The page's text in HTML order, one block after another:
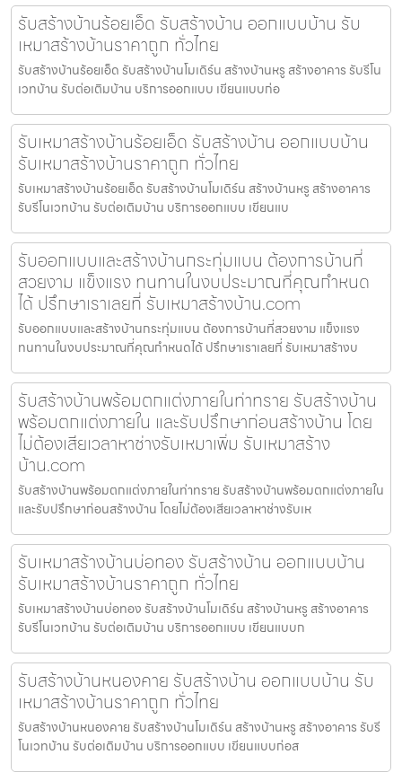
รับสร้างบ้านร้อยเอ็ด รับสร้างบ้าน ออกแบบบ้าน รับ
เหมาสร้างบ้านราคาถูก ทั่วไทย
รับสร้างบ้านร้อยเอ็ด รับสร้างบ้านโมเดิร์น สร้างบ้านหรู สร้างอาคาร รับรีโน
เวทบ้าน รับต่อเติมบ้าน บริการออกแบบ เขียนแบบก่อ
รับเหมาสร้างบ้านร้อยเอ็ด รับสร้างบ้าน ออกแบบบ้าน
รับเหมาสร้างบ้านราคาถูก ทั่วไทย
รับเหมาสร้างบ้านร้อยเอ็ด รับสร้างบ้านโมเดิร์น สร้างบ้านหรู สร้างอาคาร
รับรีโนเวทบ้าน รับต่อเติมบ้าน บริการออกแบบ เขียนแบ
รับออกแบบและสร้างบ้านกระทุ่มแบน ต้องการบ้านที่
สวยงาม แข็งแรง ทนทานในงบประมาณที่คุณกำหนด
ได้ ปรึกษาเราเลยที่ รับเหมาสร้างบ้าน.com
รับออกแบบและสร้างบ้านกระทุ่มแบน ต้องการบ้านที่สวยงาม แข็งแรง
ทนทานในงบประมาณที่คุณกำหนดได้ ปรึกษาเราเลยที่ รับเหมาสร้างบ
รับสร้างบ้านพร้อมตกแต่งภายในท่าทราย รับสร้างบ้าน
พร้อมตกแต่งภายใน และรับปรึกษาก่อนสร้างบ้าน โดย
ไม่ต้องเสียเวลาหาช่างรับเหมาเพิ่ม รับเหมาสร้าง
บ้าน.com
รับสร้างบ้านพร้อมตกแต่งภายในท่าทราย รับสร้างบ้านพร้อมตกแต่งภายใน
และรับปรึกษาก่อนสร้างบ้าน โดยไม่ต้องเสียเวลาหาช่างรับเห
รับเหมาสร้างบ้านบ่อทอง รับสร้างบ้าน ออกแบบบ้าน
รับเหมาสร้างบ้านราคาถูก ทั่วไทย
รับเหมาสร้างบ้านบ่อทอง รับสร้างบ้านโมเดิร์น สร้างบ้านหรู สร้างอาคาร
รับรีโนเวทบ้าน รับต่อเติมบ้าน บริการออกแบบ เขียนแบบก
รับสร้างบ้านหนองคาย รับสร้างบ้าน ออกแบบบ้าน รับ
เหมาสร้างบ้านราคาถูก ทั่วไทย
รับสร้างบ้านหนองคาย รับสร้างบ้านโมเดิร์น สร้างบ้านหรู สร้างอาคาร รับรี
โนเวทบ้าน รับต่อเติมบ้าน บริการออกแบบ เขียนแบบก่อส